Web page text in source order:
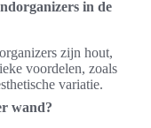
in de
zijn hout,
voordelen, zoals
variatie.
wand?